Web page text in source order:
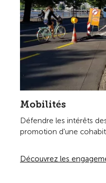
Mobilités
Défendre les intérêts
promotion d'une
Découvrez les